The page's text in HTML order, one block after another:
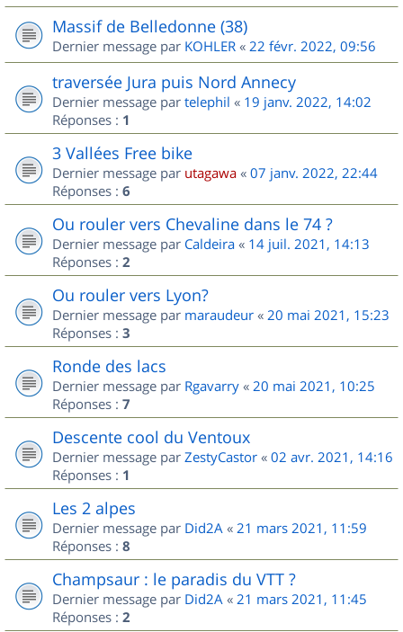
Massif de Belledonne (38)
Dernier message par KOHLER « 22 févr. 2022, 09:56
traversée Jura puis Nord Annecy
Dernier message par telephil « 19 janv. 2022, 14:02
Réponses : 1
3 Vallées Free bike
Dernier message par utagawa « 07 janv. 2022, 22:44
Réponses : 6
Ou rouler vers Chevaline dans le 74 ?
Dernier message par Caldeira « 14 juil. 2021, 14:13
Réponses : 2
Ou rouler vers Lyon?
Dernier message par maraudeur « 20 mai 2021, 15:23
Réponses : 3
Ronde des lacs
Dernier message par Rgavarry « 20 mai 2021, 10:25
Réponses : 7
Descente cool du Ventoux
Dernier message par ZestyCastor « 02 avr. 2021, 14:16
Réponses : 1
Les 2 alpes
Dernier message par Did2A « 21 mars 2021, 11:59
Réponses : 8
Champsaur : le paradis du VTT ?
Dernier message par Did2A « 21 mars 2021, 11:45
Réponses : 2